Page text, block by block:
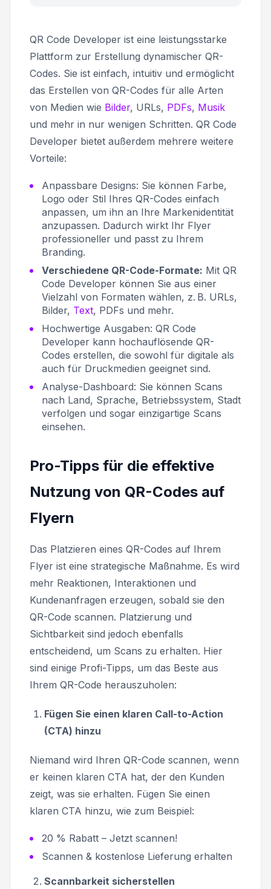
QR Code Developer ist eine leistungsstarke
Plattform zur Erstellung dynamischer QR-
Codes. Sie ist einfach, intuitiv und ermöglicht
das Erstellen von QR-Codes für alle Arten
von Medien wie Bilder, URLs, PDFs, Musik
und mehr in nur wenigen Schritten. QR Code
Developer bietet außerdem mehrere weitere
Vorteile:
Anpassbare Designs: Sie können Farbe,
Logo oder Stil Ihres QR-Codes einfach
anpassen, um ihn an Ihre Markenidentität
anzupassen. Dadurch wirkt Ihr Flyer
professioneller und passt zu Ihrem
Branding.
Verschiedene QR-Code-Formate: Mit QR
Code Developer können Sie aus einer
Vielzahl von Formaten wählen, z. B. URLs,
Bilder, Text, PDFs und mehr.
Hochwertige Ausgaben: QR Code
Developer kann hochauflösende QR-
Codes erstellen, die sowohl für digitale als
auch für Druckmedien geeignet sind.
Analyse-Dashboard: Sie können Scans
nach Land, Sprache, Betriebssystem, Stadt
verfolgen und sogar einzigartige Scans
einsehen.
Pro-Tipps für die effektive
Nutzung von QR-Codes auf
Flyern
Das Platzieren eines QR-Codes auf Ihrem
Flyer ist eine strategische Maßnahme. Es wird
mehr Reaktionen, Interaktionen und
Kundenanfragen erzeugen, sobald sie den
QR-Code scannen. Platzierung und
Sichtbarkeit sind jedoch ebenfalls
entscheidend, um Scans zu erhalten. Hier
sind einige Profi-Tipps, um das Beste aus
Ihrem QR-Code herauszuholen:
Fügen Sie einen klaren Call-to-Action
(CTA) hinzu
Niemand wird Ihren QR-Code scannen, wenn
er keinen klaren CTA hat, der den Kunden
zeigt, was sie erhalten. Fügen Sie einen
klaren CTA hinzu, wie zum Beispiel:
20 % Rabatt – Jetzt scannen!
Scannen & kostenlose Lieferung erhalten
Scannbarkeit sicherstellen